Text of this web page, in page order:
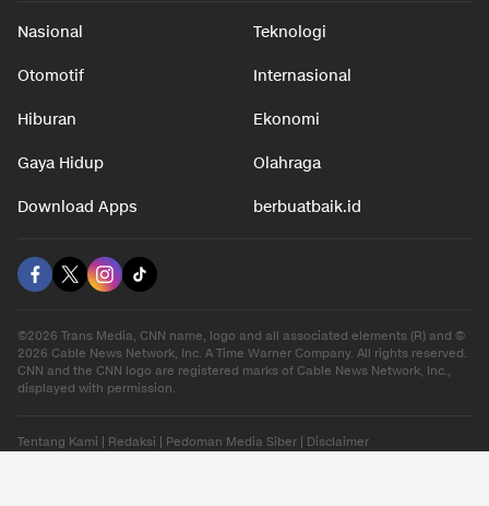
Nasional Teknologi
Otomotif Internasional
Hiburan Ekonomi
Gaya Hidup Olahraga
Download Apps berbuatbaik.id
©2026 Trans Media, CNN name, logo and all associated elements (R) and ©
2026 Cable News Network, Inc. A Time Warner Company. All rights reserved.
CNN and the CNN logo are registered marks of Cable News Network, Inc.,
displayed with permission.
Tentang Kami Redaksi Pedoman Media Siber Disclaimer